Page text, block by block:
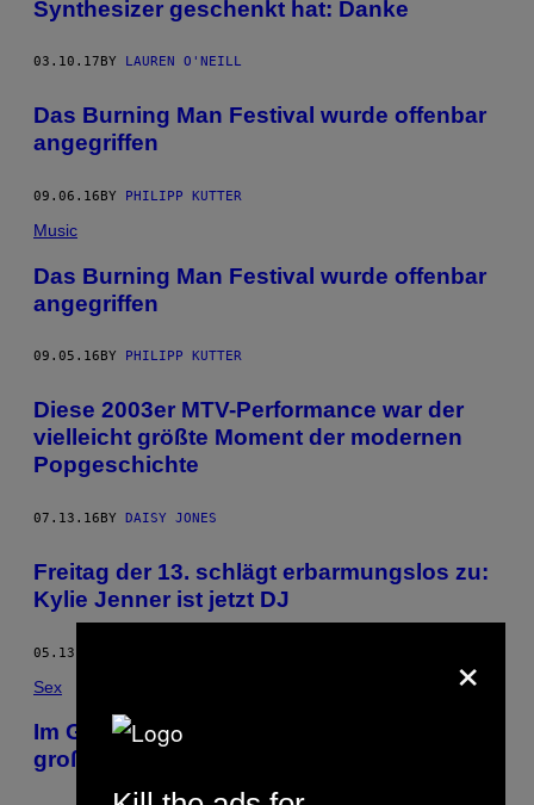
Synthesizer geschenkt hat: Danke
03.10.17 BY LAUREN O'NEILL
Das Burning Man Festival wurde offenbar
angegriffen
09.06.16BY PHILIPP KUTTER
Music
Das Burning Man Festival wurde offenbar
angegriffen
09.05.16 BY PHILIPP KUTTER
Diese 2003er MTV-Performance war der
vielleicht größte Moment der modernen
Popgeschichte
07.13.16BY DAISY JONES
Freitag der 13. schlägt erbarmungslos zu:
Kylie Jenner ist jetzt DJ
05.13.16
Sex
Im Gespräch mit dem Mann, der die
großen Celebrity-Sextapes vermarktet
×